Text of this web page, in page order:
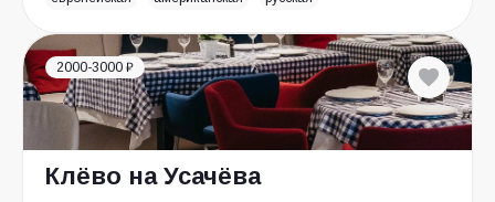
2000-3000 ₽
Клёво на Усачёва